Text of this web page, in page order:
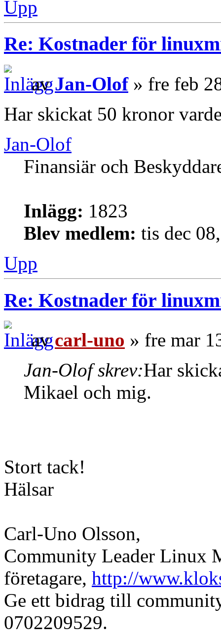
Upp
Re: Kostnader för
avJan-Olof» fre feb
Har skickat 50 kronor
Jan-Olof
Finansiär och
Inlägg: 1823
Blev medlem: tis dec
Upp
Re: Kostnader för
avcarl-uno » fre mar
Jan-Olof skrev:Har
Mikael och mig.
Stort tack!
Hälsar
Carl-Uno Olsson,
Community Leader Linux
företagare, http://
Ge ett bidrag till
0702209529.